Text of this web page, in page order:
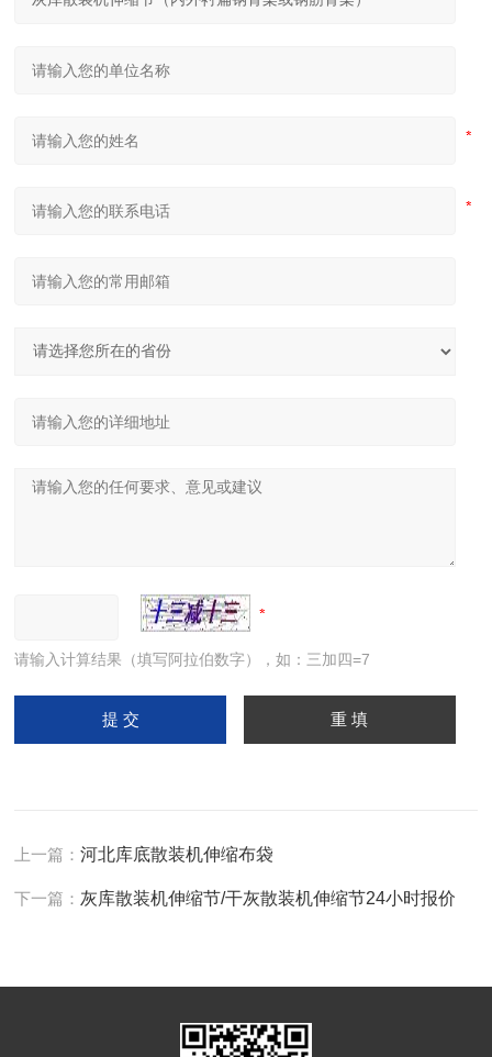
请输入计算结果（填写阿拉伯数字），如：三加四=7
上一篇：河北库底散装机伸缩布袋
下一篇： 灰库散装机伸缩节/干灰散装机伸缩节24小时报价